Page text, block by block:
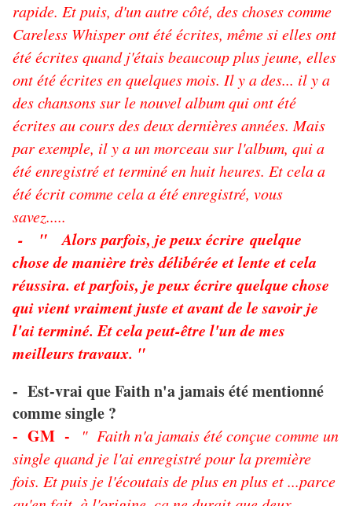
rapide. Et puis, d'un autre côté, des choses comme
Careless Whisper ont été écrites, même si elles ont
été écrites quand j'étais beaucoup plus jeune, elles
ont été écrites en quelques mois. Il y a des... il y a
des chansons sur le nouvel album qui ont été
écrites au cours des deux dernières années. Mais
par exemple, il y a un morceau sur l'album, qui a
été enregistré et terminé en huit heures. Et cela a
été écrit comme cela a été enregistré, vous
savez.....
- " Alors parfois, je peux écrire quelque
chose de manière très délibérée et lente et cela
réussira. et parfois, je peux écrire quelque chose
qui vient vraiment juste et avant de le savoir je
l'ai terminé. Et cela peut-être l'un de mes
meilleurs travaux. "
- Est-vrai que Faith n'a jamais été mentionné
comme single ?
- GM -
" Faith n'a jamais été conçue comme un
single quand je l'ai enregistré pour la première
fois. Et puis je l'écoutais de plus en plus et ...parce